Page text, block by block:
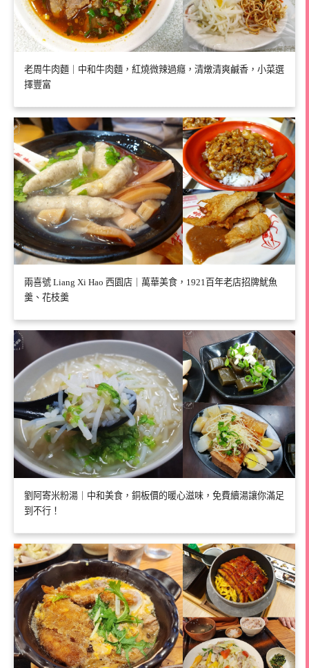
老周牛肉麵｜中和牛肉麵，紅燒微辣過癮，清燉清爽鹹香，小菜選
擇豐富
兩喜號 Liang Xi Hao 西園店｜萬華美食，1921百年老店招牌魷魚
羹、花枝羹
劉阿寄米粉湯｜中和美食，銅板價的暖心滋味，免費續湯讓你滿足
到不行！